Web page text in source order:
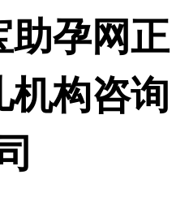
助孕网正
机构咨询